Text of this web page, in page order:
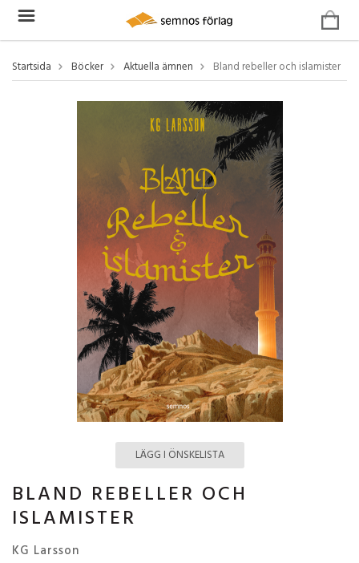
Startsida Böcker Aktuella ämnen Bland rebeller och islamister
LÄGG I ÖNSKELISTA
BLAND REBELLER OCH
ISLAMISTER
KG Larsson